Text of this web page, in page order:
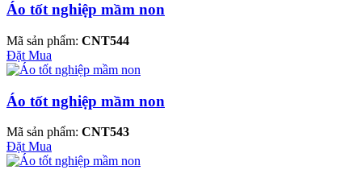
Áo tốt nghiệp mầm non
Mã sản phẩm: CNT544
Đặt Mua
Áo tốt nghiệp mầm non
Mã sản phẩm: CNT543
Đặt Mua